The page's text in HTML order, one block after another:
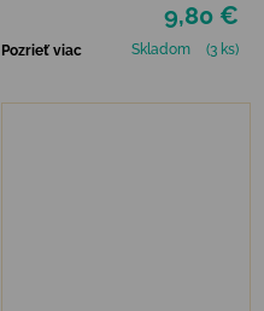
9,80 €
Pozrieť viac Skladom (3 ks)